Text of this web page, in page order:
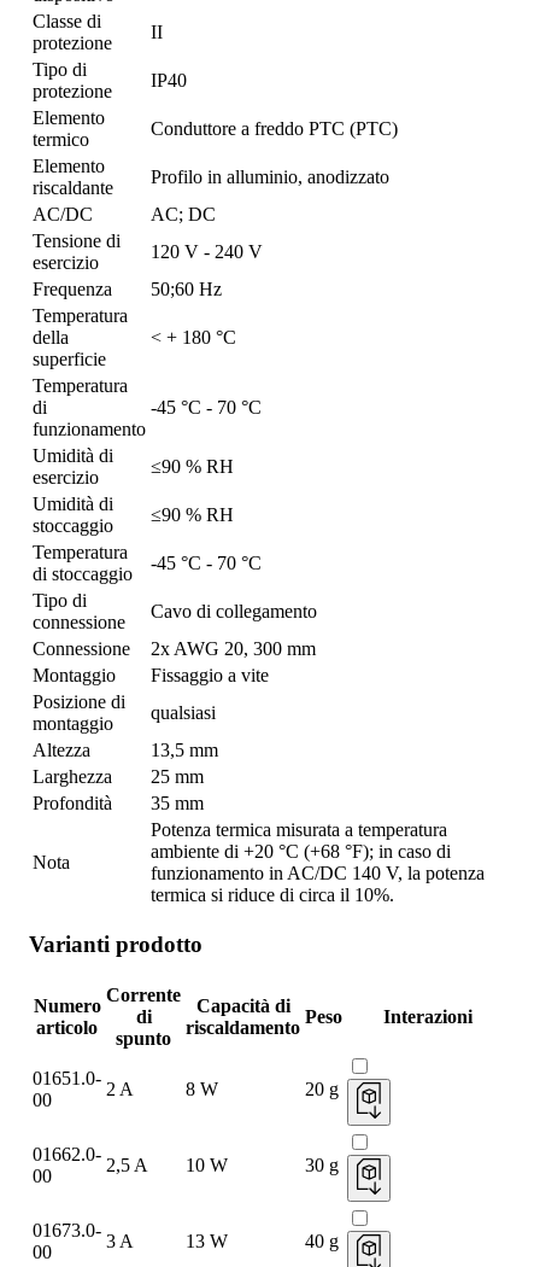
Classe di
protezione
II
Tipo di
protezione
IP40
Elemento
termico
Conduttore a freddo PTC (PTC)
Elemento
riscaldante
Profilo in alluminio, anodizzato
AC/DC
AC; DC
Tensione di
esercizio
120 V - 240 V
Frequenza
50;60 Hz
Temperatura
della
superficie
< + 180 °C
Temperatura
di
funzionamento
-45 °C - 70 °C
Umidità di
esercizio
≤90 % RH
Umidità di
stoccaggio
≤90 % RH
Temperatura
di stoccaggio
-45 °C - 70 °C
Tipo di
connessione
Cavo di collegamento
Connessione
2x AWG 20, 300 mm
Montaggio
Fissaggio a vite
Posizione di
montaggio
qualsiasi
Altezza
13,5 mm
Larghezza
25 mm
Profondità
35 mm
Nota
Potenza termica misurata a temperatura
ambiente di +20 °C (+68 °F); in caso di
funzionamento in AC/DC 140 V, la potenza
termica si riduce di circa il 10%.
Varianti prodotto
Numero
articolo
Corrente
di
spunto
Capacità di
riscaldamento
Peso Interazioni
01651.0-
00
2 A 8 W 20 g
01662.0-
00
2,5 A 10 W 30 g
01673.0-
00
3 A 13 W 40 g